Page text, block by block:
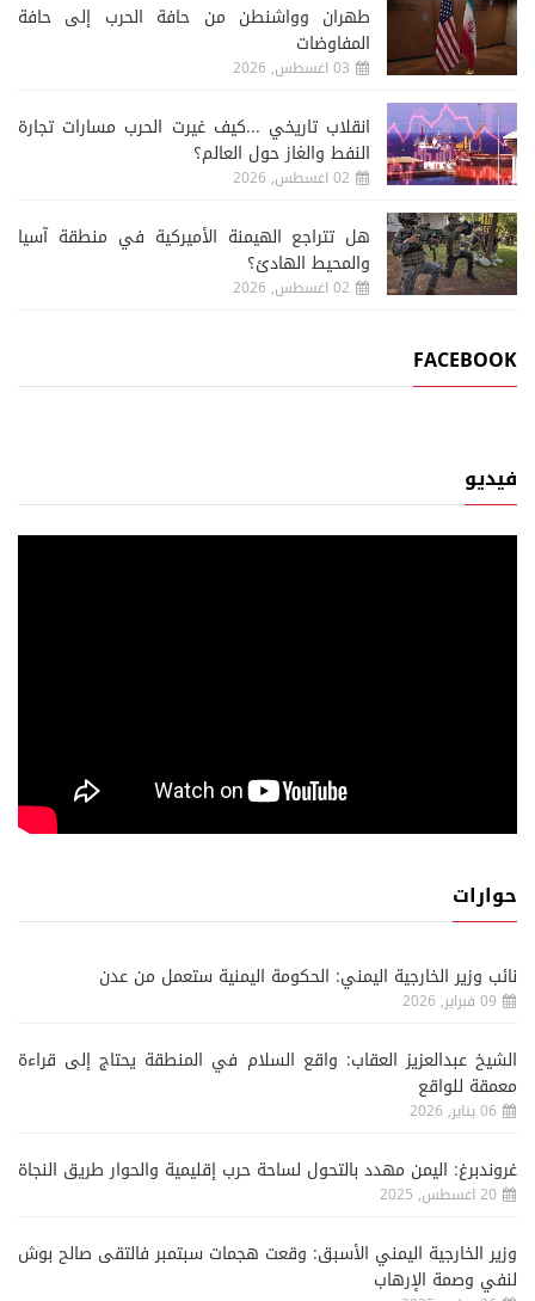
طهران وواشنطن من حافة الحرب إلى حافة
المفاوضات
03 اغسطس, 2026
انقلاب تاريخي ...كيف غيرت الحرب مسارات تجارة
النفط والغاز حول العالم؟
02 اغسطس, 2026
هل تتراجع الهيمنة الأميركية في منطقة آسيا
والمحيط الهادئ؟
02 اغسطس, 2026
FACEBOOK
فيديو
حوارات
نائب وزير الخارجية اليمني: الحكومة اليمنية ستعمل من عدن
09 فبراير, 2026
الشيخ عبدالعزيز العقاب: واقع السلام في المنطقة يحتاج إلى قراءة
معمقة للواقع
06 يناير, 2026
غروندبرغ: اليمن مهدد بالتحول لساحة حرب إقليمية والحوار طريق النجاة
20 اغسطس, 2025
وزير الخارجية اليمني الأسبق: وقعت هجمات سبتمبر فالتقى صالح بوش
لنفي وصمة الإرهاب